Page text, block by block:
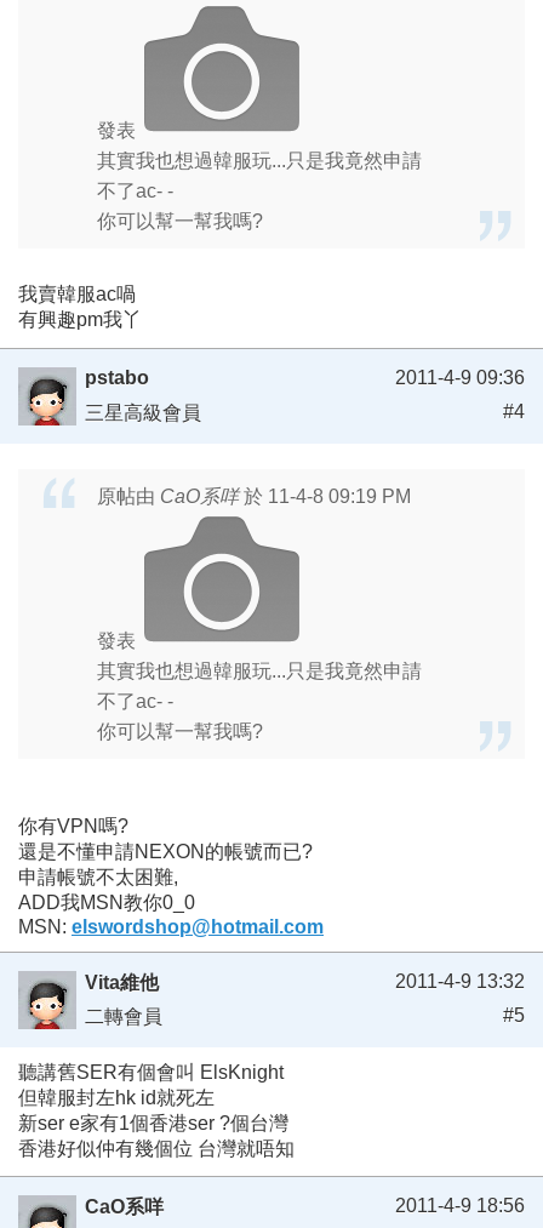
發表
其實我也想過韓服玩...只是我竟然申請
不了ac- -
你可以幫一幫我嗎?
我賣韓服ac喎
有興趣pm我丫
pstabo
三星高級會員
2011-4-9 09:36
#4
原帖由 CaO系咩於 11-4-8 09:19 PM
發表
其實我也想過韓服玩...只是我竟然申請
不了ac- -
你可以幫一幫我嗎?
你有VPN嗎?
還是不懂申請NEXON的帳號而已?
申請帳號不太困難,
ADD我MSN教你0_0
MSN: elswordshop@hotmail.com
Vita維他
二轉會員
2011-4-9 13:32
#5
聽講舊SER有個會叫 ElsKnight
但韓服封左hk id就死左
新ser e家有1個香港ser ?個台灣
香港好似仲有幾個位 台灣就唔知
CaO系咩
2011-4-9 18:56